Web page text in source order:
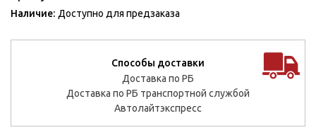
Наличие: Доступно для предзаказа
Способы доставки
Доставка по РБ
Доставка по РБ транспортной службой
Автолайтэкспресс